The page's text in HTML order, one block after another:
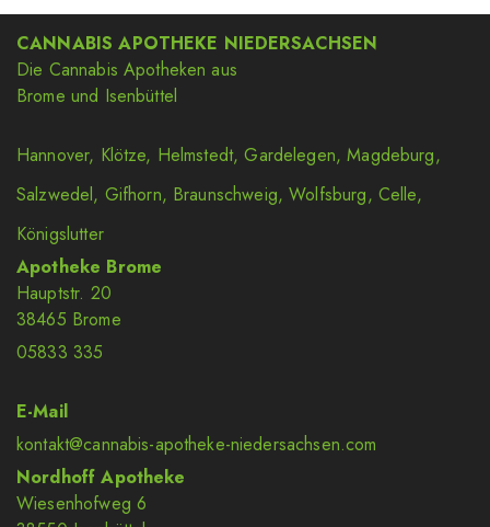
CANNABIS APOTHEKE NIEDERSACHSEN
Die Cannabis Apotheken aus
Brome und Isenbüttel
Hannover, Klötze, Helmstedt,Gardelegen,Magdeburg,
Salzwedel, Gifhorn, Braunschweig,Wolfsburg, Celle,
Königslutter
Apotheke Brome
Hauptstr. 20
38465 Brome
05833 335
E-Mail
kontakt@cannabis-apotheke-niedersachsen.com
Nordhoff Apotheke
Wiesenhofweg 6